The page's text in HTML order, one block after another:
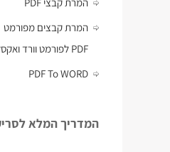
המרת קבצים מפורמט
PDF לפורמט וורד ואקסל
PDF To WORD
המדריך המלא